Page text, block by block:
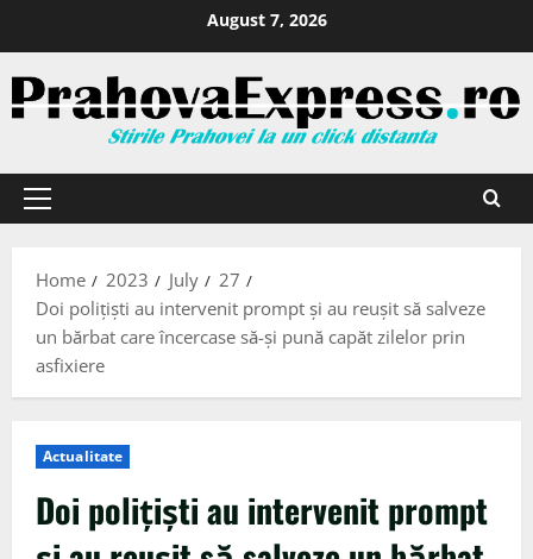
August 7, 2026
Home 2023 July
27
Doi polițiști au intervenit prompt și au reușit să salveze
un bărbat care încercase să-și pună capăt zilelor prin
asfixiere
Actualitate
Doi polițiști au intervenit prompt